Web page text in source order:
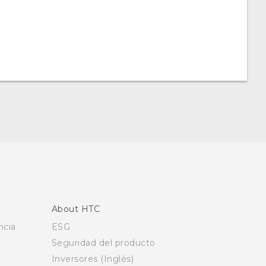
About HTC
ESG
Seguridad del producto
Inversores (Inglés)